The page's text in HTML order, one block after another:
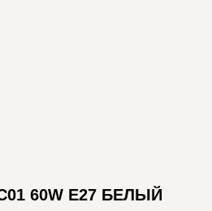
60W E27 БЕЛЫЙ